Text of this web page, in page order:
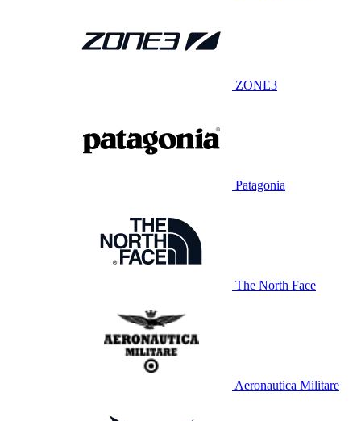
ZONE3
Patagonia
The North Face
Aeronautica Militare